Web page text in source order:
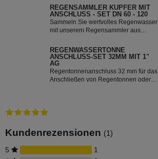
Welt exportiert.
und in Ihrer Regentonne speichern.
Der Regensammler ist frostsicher und
lässt sich durch das Schiebeteil einfach
ein- und ausbauen. Der flexible
besonders einfach.
REGENSAMMLER KUPFER MIT
ANSCHLUSS - SET DN 60 - 120
Sammeln Sie wertvolles Regenwasser
mit unserem Regensammler aus
Set ermöglicht eine effiziente Nutzung
des Regenwassers und ist einfach zu
installieren. Damit können Sie bis zu
85 % des anfallenden Regenwassers
sammeln und in Ihre Regentonne
REGENWASSERTONNE
ANSCHLUSS-SET 32MM MIT 1"
AG
Regentonnenanschluss 32 mm für das
Anschließen von Regentonnen oder
Kundenrezensionen (1)
5
1